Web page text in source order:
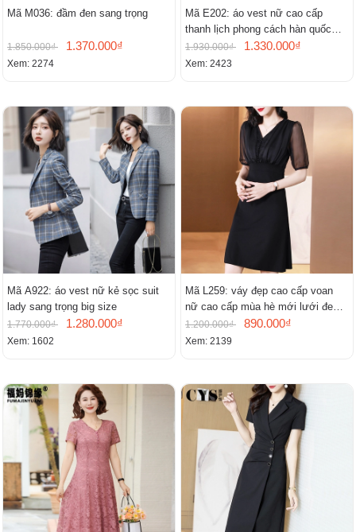
Mã M036: đầm đen sang trọng
1.850.000₫ 1.370.000₫
Xem: 2274
Mã E202: áo vest nữ cao cấp
thanh lịch phong cách hàn quốc
mới
1.930.000₫ 1.330.000₫
Xem: 2423
Mã A922: áo vest nữ kẻ sọc suit
lady sang trọng big size
1.770.000₫ 1.280.000₫
Xem: 1602
Mã L259: váy đẹp cao cấp voan
nữ cao cấp mùa hè mới lưới đen
cao cấp khí chất nhỏ tay ngắn
1.200.000₫ 890.000₫
Xem: 2139